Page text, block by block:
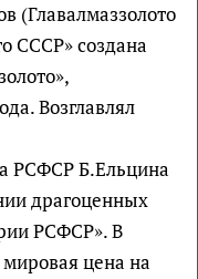
(Главалмаззолото
СССР» создана
Возглавлял
РСФСР Б.Ельцина
драгоценных
РСФСР». В
цена на